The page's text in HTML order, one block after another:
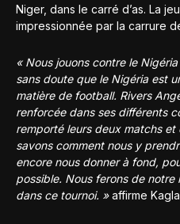
Niger, dans le carré d’as. La
impressionnée par la carrure
« Nous jouons contre le
sans doute que le Nigéria est
matière de football. Rivers
renforcée dans ses différents
remporté leurs deux matchs et
savons comment nous y
encore nous donner à fond,
possible. Nous ferons de
dans ce tournoi. »affirme